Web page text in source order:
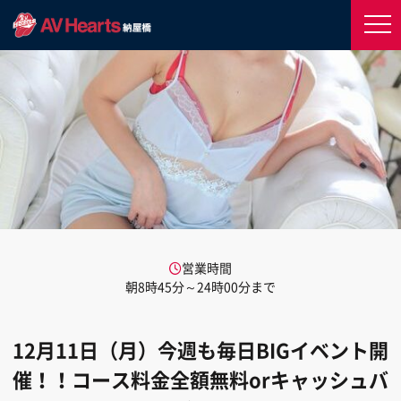
営業時間
朝8時45分～24時00分まで
12月11日（月）今週も毎日BIGイベント開
催！！コース料金全額無料orキャッシュバ